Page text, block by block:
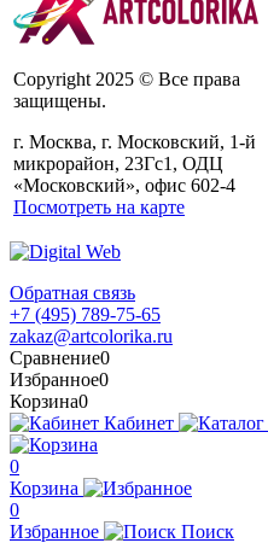
Copyright 2025 © Все права
защищены.
г. Москва, г. Московский, 1-й
микрорайон, 23Гс1, ОДЦ
«Московский», офис 602-4
Посмотреть на карте
Обратная связь
+7 (495) 789-75-65
zakaz@artcolorika.ru
Сравнение0
Избранное0
Корзина0
Кабинет
0
Корзина
0
Избранное
Поиск